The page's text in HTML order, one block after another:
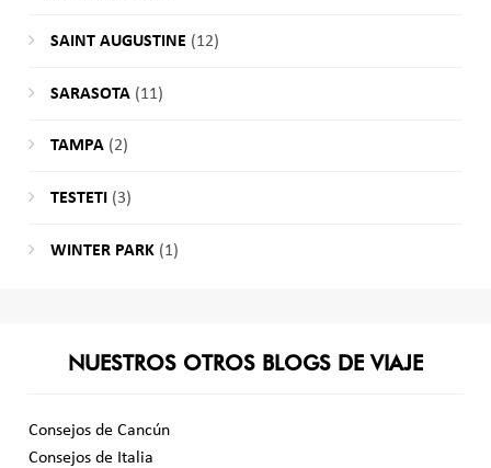
SAINT AUGUSTINE (12)
SARASOTA(11)
TAMPA(2)
TESTETI (3)
WINTER PARK(1)
NUESTROS OTROS BLOGS DE VIAJE
Consejos de Cancún
Consejos de Italia